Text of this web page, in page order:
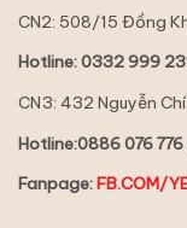
CN2: 508/15 Đồng
Hotline: 0332 999
CN3: 432 Nguyễn
Hotline:0886 076 776
Fanpage: FB.COM/